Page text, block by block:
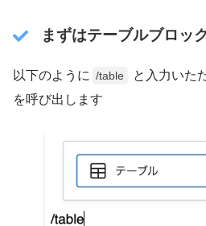
まずはテーブルブロッ
以下のように /table
と入力いた
を呼び出します